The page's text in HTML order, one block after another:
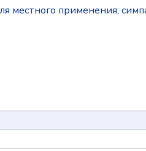
местного применения;